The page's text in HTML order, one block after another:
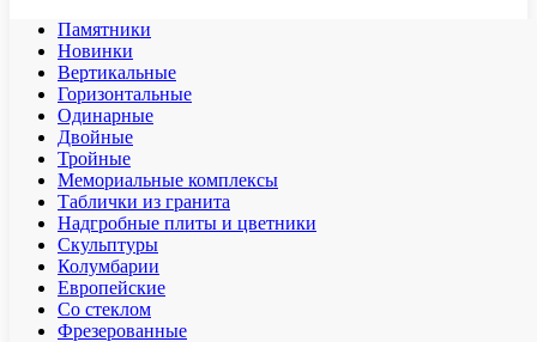
Памятники
Новинки
Вертикальные
Горизонтальные
Одинарные
Двойные
Тройные
Мемориальные комплексы
Таблички из гранита
Надгробные плиты и цветники
Скульптуры
Колумбарии
Европейские
Со стеклом
Фрезерованные